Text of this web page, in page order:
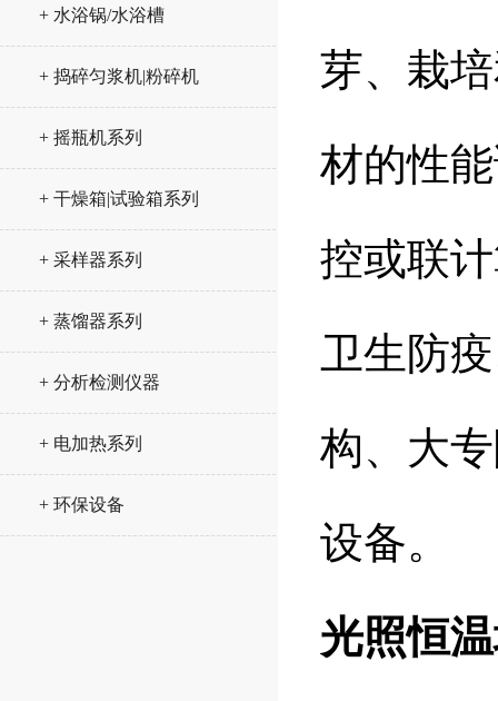
+ 水浴锅/水浴槽
+ 捣碎匀浆机|粉碎机
+ 摇瓶机系列
+ 干燥箱|试验箱系列
+ 采样器系列
+ 蒸馏器系列
+ 分析检测仪器
+ 电加热系列
+ 环保设备
芽、栽
材的性
控或联
卫生防
构、大
设备。
光照恒